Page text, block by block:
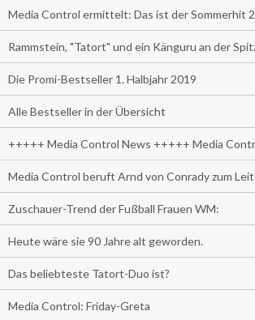
Media Control ermittelt: Das ist der Sommerhit
Rammstein, "Tatort" und ein Känguru an der
Die Promi-Bestseller 1. Halbjahr 2019
Alle Bestseller in der Übersicht
+++++ Media Control News +++++ Media
Media Control beruft Arnd von Conrady zum
Zuschauer-Trend der Fußball Frauen WM:
Heute wäre sie 90 Jahre alt geworden.
Das beliebteste Tatort-Duo ist?
Media Control: Friday-Greta